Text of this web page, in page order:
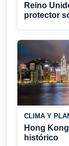
Reino
protector
CLIMA Y
Hong
histórico